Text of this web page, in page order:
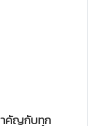
ำคัญกับทุก